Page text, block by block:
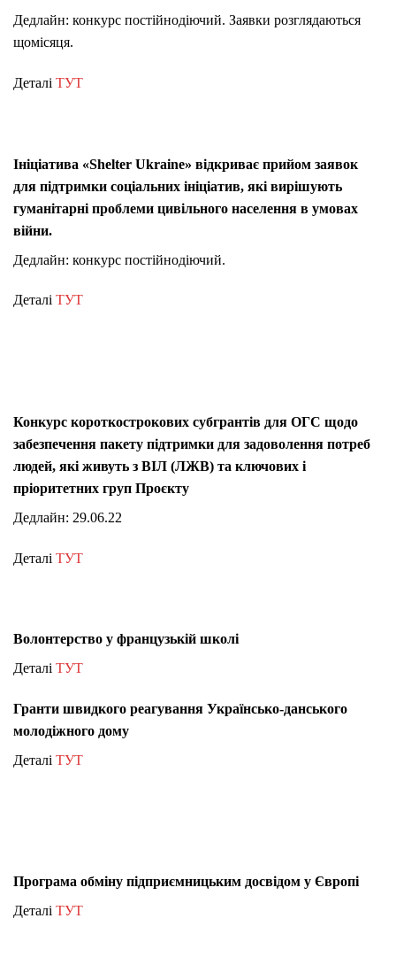
Дедлайн: конкурс постійнодіючий. Заявки розглядаються
щомісяця.
Деталі ТУТ
Ініціатива «Shelter Ukraine» відкриває прийом заявок
для підтримки соціальних ініціатив, які вирішують
гуманітарні проблеми цивільного населення в умовах
війни.
Дедлайн: конкурс постійнодіючий.
Деталі ТУТ
Конкурс короткострокових субгрантів для ОГС щодо
забезпечення пакету підтримки для задоволення потреб
людей, які живуть з ВІЛ (ЛЖВ) та ключових і
пріоритетних груп Проєкту
Дедлайн: 29.06.22
Деталі ТУТ
Волонтерство у французькій школі
Деталі ТУТ
Гранти швидкого реагування Українсько-данського
молодіжного дому
Деталі ТУТ
Програма обміну підприємницьким досвідом у Європі
Деталі ТУТ